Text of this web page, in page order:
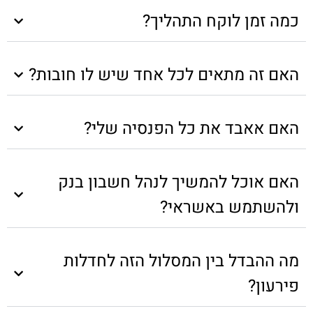
כמה זמן לוקח התהליך?
האם זה מתאים לכל אחד שיש לו חובות?
האם אאבד את כל הפנסיה שלי?
האם אוכל להמשיך לנהל חשבון בנק
ולהשתמש באשראי?
מה ההבדל בין המסלול הזה לחדלות
פירעון?